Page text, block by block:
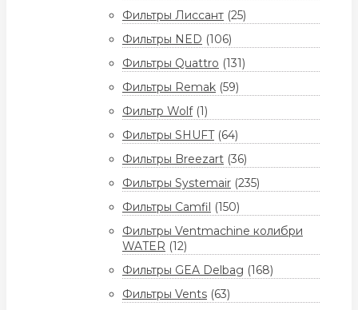
Фильтры Лиссант (25)
Фильтры NED (106)
Фильтры Quattro (131)
Фильтры Remak (59)
Фильтр Wolf (1)
Фильтры SHUFT (64)
Фильтры Breezart (36)
Фильтры Systemair (235)
Фильтры Camfil (150)
Фильтры Ventmachine колибри
WATER (12)
Фильтры GEA Delbag (168)
Фильтры Vents (63)